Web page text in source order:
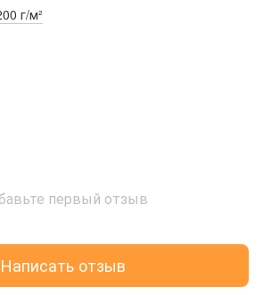
г/м²
первый отзыв
Написать отзыв